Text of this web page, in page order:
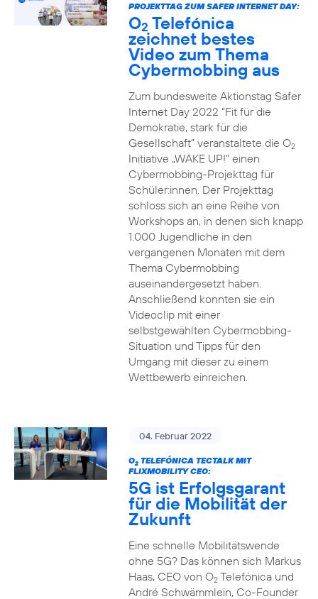
PROJEKTTAG ZUM SAFER INTERNET DAY:
O2 Telefónica
zeichnet bestes
Video zum Thema
Cybermobbing aus
Zum bundesweite Aktionstag Safer
Internet Day 2022 “Fit für die
Demokratie, stark für die
Gesellschaft” veranstaltete die O2
Initiative „WAKE UP!“ einen
Cybermobbing-Projekttag für
Schüler:innen. Der Projekttag
schloss sich an eine Reihe von
Workshops an, in denen sich knapp
1.000 Jugendliche in den
vergangenen Monaten mit dem
Thema Cybermobbing
auseinandergesetzt haben.
Anschließend konnten sie ein
Videoclip mit einer
selbstgewählten Cybermobbing-
Situation und Tipps für den
Umgang mit dieser zu einem
Wettbewerb einreichen.
04. Februar 2022
O2TELEFÓNICA TECTALK MIT
FLIXMOBILITY CEO:
5G ist Erfolgsgarant
für die Mobilität der
Zukunft
Eine schnelle Mobilitätswende
ohne 5G? Das können sich Markus
Haas, CEO von O2Telefónica und
André Schwämmlein, Co-Founder